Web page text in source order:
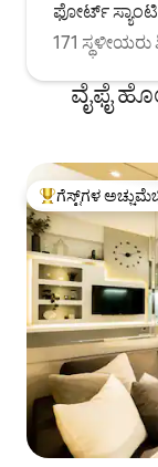
ಫೋರ್ಟ್
171
ವೈಫೈ
ಗೆಸ್ಟ್‌ಗಳಿಗೆ ಅತಿ ಹೆಚ್ಚು
ಗೆಸ್ಟ್‌ಗಳ